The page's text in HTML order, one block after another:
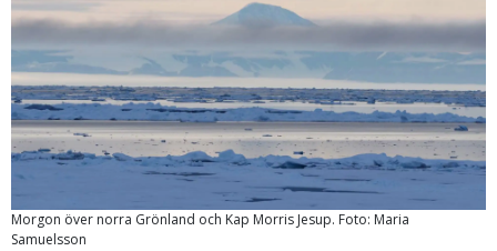
Morgon över norra Grönland och Kap Morris Jesup. Foto: Maria
Samuelsson